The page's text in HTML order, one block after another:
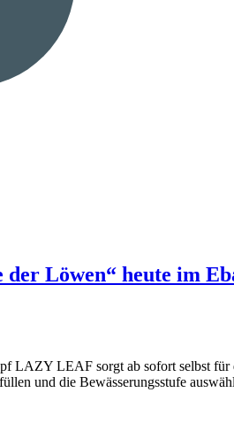
Löwen“ heute im
LEAF sorgt ab sofort selbst für
und die Bewässerungsstufe